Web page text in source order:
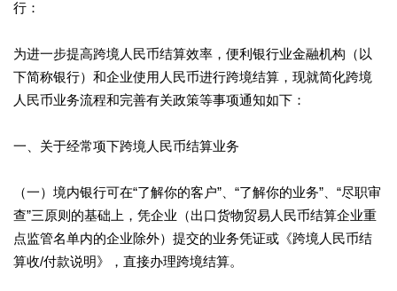
行：
为进一步提高跨境人民币结算效率，便利银行业金融机构（以
下简称银行）和企业使用人民币进行跨境结算，现就简化跨境
人民币业务流程和完善有关政策等事项通知如下：
一、关于经常项下跨境人民币结算业务
（一）境内银行可在“了解你的客户”、“了解你的业务”、“尽职审
查”三原则的基础上，凭企业（出口货物贸易人民币结算企业重
点监管名单内的企业除外）提交的业务凭证或《跨境人民币结
算收/付款说明》，直接办理跨境结算。